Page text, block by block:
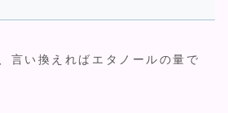
言い換えればエタノールの量で